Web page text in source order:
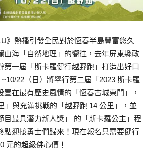
》熱播引發全民對於恆春半島豐富悠久
山海「自然地理」的嚮往，去年屏東縣政
第一屆「斯卡羅健行越野跑」打造出好口
22（日）將舉行第二屆「2023 斯卡羅
置在最有歷史風情的「恆春古城東門」，
」與充滿挑戰的「越野跑 14 公里」，並
目最具潛力新人獎」 的「斯卡羅公主」程
點迎接勇士們歸來！現在報名只需要健行
元的超級佛心價！